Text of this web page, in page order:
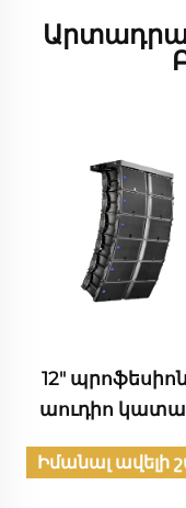
12"
աուդիո
Իմանալ ավելի